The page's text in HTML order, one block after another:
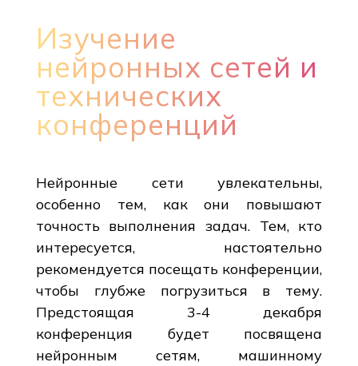
Изучение
нейронных сетей и
технических
конференций
Нейронные сети увлекательны,
особенно тем, как они повышают
точность выполнения задач. Тем, кто
интересуется, настоятельно
рекомендуется посещать конференции,
чтобы глубже погрузиться в тему.
Предстоящая 3-4 декабря
конференция будет посвящена
нейронным сетям, машинному